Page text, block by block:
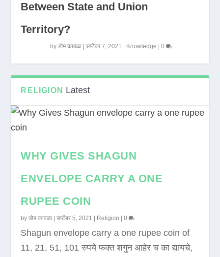
Between State and Union
Territory?
byडोम कावळा |सप्टेंबर 7, 2021 Knowledge |0
RELIGION Latest
WHY GIVES SHAGUN
ENVELOPE CARRY A ONE
RUPEE COIN
byडोम कावळा |सप्टेंबर 5, 2021 Religion |0
Shagun envelope carry a one rupee coin of
11, 21, 51, 101 रुपये फक्त शगुन आहेर च का द्यायचे,